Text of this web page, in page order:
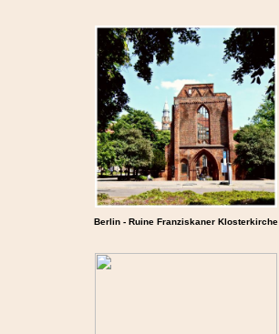
Berlin - Ruine Franziskaner Klosterkirche